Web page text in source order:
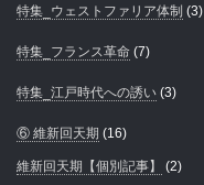
特集_ウェストファリア体制 (3)
特集_フランス革命 (7)
特集_江戸時代への誘い (3)
⑥ 維新回天期 (16)
維新回天期【個別記事】 (2)